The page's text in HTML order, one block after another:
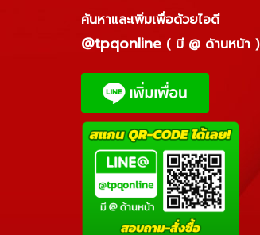
ค้นหาและเพิ่มเพื่อด้วยไอดี
@tpqonline ( มี @ ด้านหน้า )